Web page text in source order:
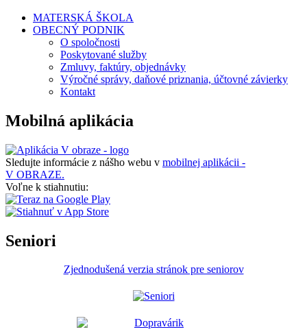
MATERSKÁ ŠKOLA
OBECNÝ PODNIK
O spoločnosti
Poskytované služby
Zmluvy, faktúry, objednávky
Výročné správy, daňové priznania, účtovné závierky
Kontakt
Mobilná aplikácia
Sledujte informácie z nášho webu v mobilnej aplikácii -
V OBRAZE.
Voľne k stiahnutiu:
Seniori
Zjednodušená verzia stránok pre seniorov